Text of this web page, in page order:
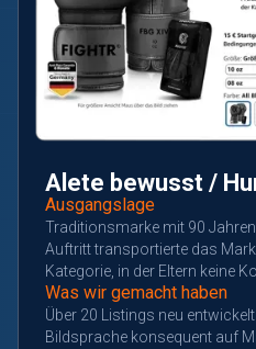
Alete bewusst /
Ausgangslage
Traditionsmarke mit 90
Auftritt transportierte das
Kategorie, in der Eltern keine
Was wir gemacht haben
Über 20 Listings neu
Bildsprache konsequent auf